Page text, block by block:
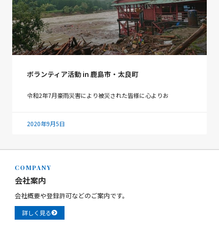
ボランティア活動 in 鹿島市・太良町
令和2年7月豪雨災害により被災された皆様に心よりお
2020年9月5日
COMPANY
会社案内
会社概要や登録許可などのご案内です。
詳しく見る